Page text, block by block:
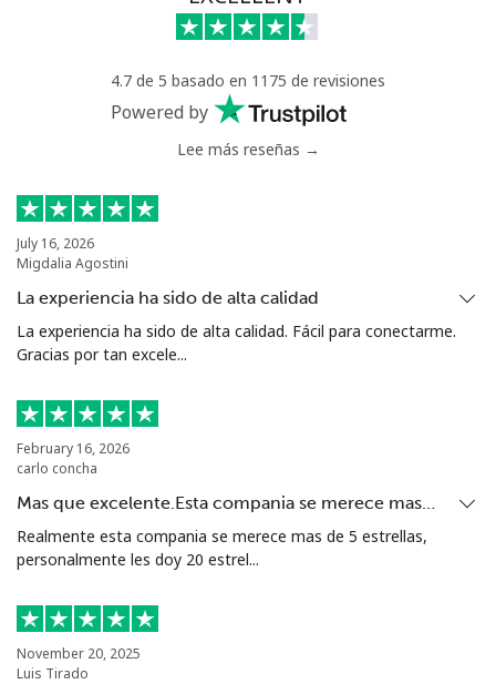
⁦47.9¢⁩ 10 min por ⁦$5⁩
23 min por ⁦$5⁩
Celular ⁦16.5¢⁩
Niue
All
country
⁦205.9¢⁩ 2 min por ⁦$5⁩ -
Norfolk Island
All
North Korea
All
country
⁦73.9¢⁩
4.7 de 5 basado en 1175 de revisiones
Powered by
Lee más reseñas →
July 16, 2026
Migdalia Agostini
La experiencia ha sido de alta calidad
La experiencia ha sido de alta calidad. Fácil para conectarme.
Gracias por tan excele...
February 16, 2026
carlo concha
Mas que excelente.Esta compania se merece mas…
Realmente esta compania se merece mas de 5 estrellas,
personalmente les doy 20 estrel...
November 20, 2025
Luis Tirado